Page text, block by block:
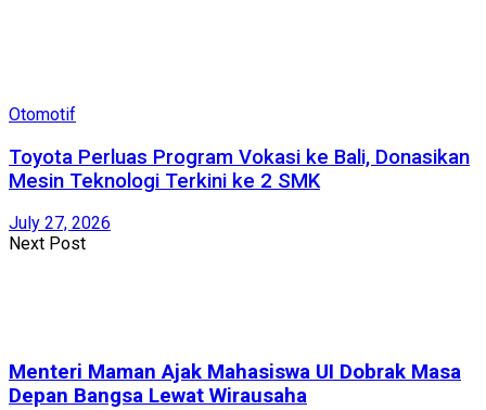
Otomotif
Toyota Perluas Program Vokasi ke Bali, Donasikan
Mesin Teknologi Terkini ke 2 SMK
July 27, 2026
Next Post
Menteri Maman Ajak Mahasiswa UI Dobrak Masa
Depan Bangsa Lewat Wirausaha